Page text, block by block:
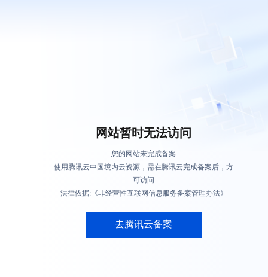
网站暂时无法访问
您的网站未完成备案
使用腾讯云中国境内云资源，需在腾讯云完成备案后，方
可访问
法律依据:《非经营性互联网信息服务备案管理办法》
去腾讯云备案